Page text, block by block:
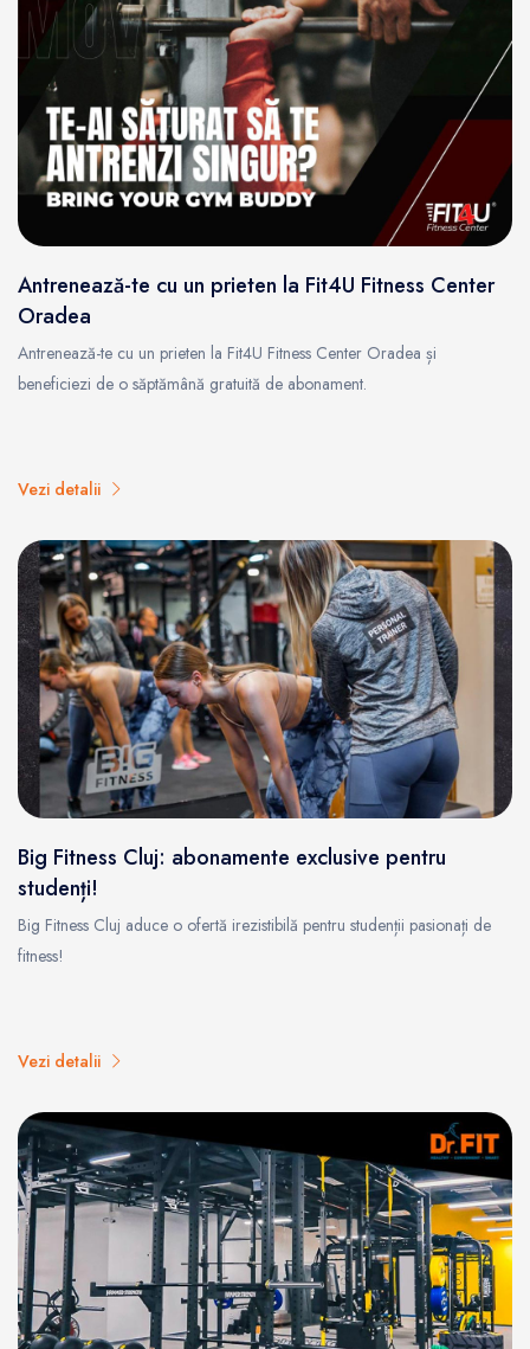
Antrenează-te cu un prieten la Fit4U Fitness Center
Oradea
Antrenează-te cu un prieten la Fit4U Fitness Center Oradea și
beneficiezi de o săptămână gratuită de abonament.
Vezi detalii
Big Fitness Cluj: abonamente exclusive pentru
studenți!
Big Fitness Cluj aduce o ofertă irezistibilă pentru studenții pasionați de
fitness!
Vezi detalii